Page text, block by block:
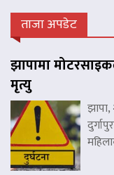
ताजा अपडेट
झापामा
मृत्यु